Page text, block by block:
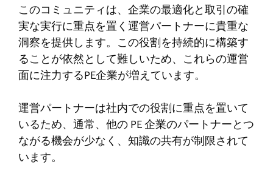
このコミュニティは、企業の最適化と取引の確
実な実行に重点を置く運営パートナーに貴重な
洞察を提供します。この役割を持続的に構築す
ることが依然として難しいため、これらの運営
面に注力するPE企業が増えています。
運営パートナーは社内での役割に重点を置いて
いるため、通常、他の PE 企業のパートナーとつ
ながる機会が少なく、知識の共有が制限されて
います。